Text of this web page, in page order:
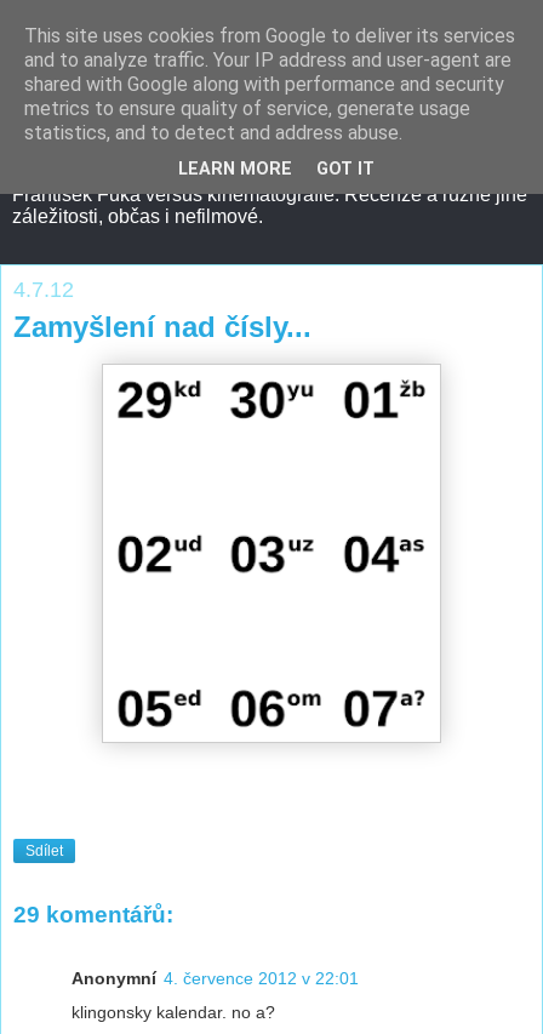
František Fuka versus kinematografie. Recenze a různé jiné
záležitosti, občas i nefilmové.
4.7.12
Zamyšlení nad čísly...
Sdílet
29 komentářů:
Anonymní 4. července 2012 v 22:01
klingonsky kalendar. no a?
This site uses cookies from Google to deliver its services
and to analyze traffic. Your IP address and user-agent are
shared with Google along with performance and security
metrics to ensure quality of service, generate usage
statistics, and to detect and address abuse.
LEARN MORE GOT IT